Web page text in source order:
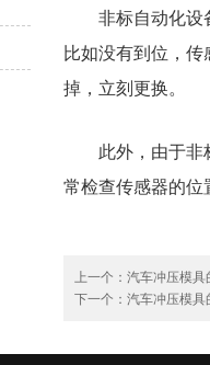
非标自动化设
比如没有到位，
掉，立刻更换。
此外，由于非
常检查传感器的位
上一个： 汽车冲压模具
下一个： 汽车冲压模具